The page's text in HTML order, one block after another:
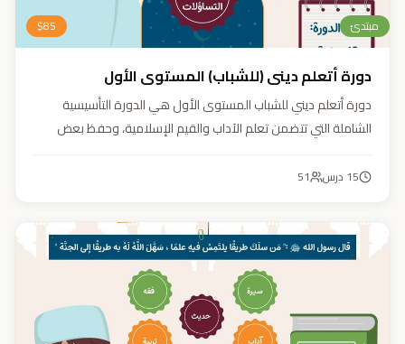
مبتدئ $85
دورة أتعلم ديني (للشباب) المستوى الأول
دورة أتعلم ديني للشباب المستوى الأول هي الدورة التأسيسية
الشاملة التي تتضمن تعلم الآداب والقيم الإسلامية، وحفظ بعض
السيرة النبوية (فقه، عقيدة، سيرة).
15 درس 51